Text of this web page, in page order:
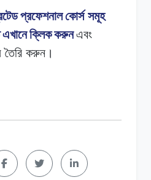
প্রফেশনালকোর্স সমূহ
এখানেক্লিককরুনএবং
তৈরি করুন।